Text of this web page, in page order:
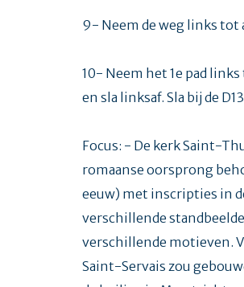
9- Neem de weg links tot
10- Neem het 1e pad
en sla linksaf. Sla bij de
Focus: - De kerk Saint-
romaanse oorsprong
eeuw) met inscripties in
verschillende
verschillende motieven.
Saint-Servais zou